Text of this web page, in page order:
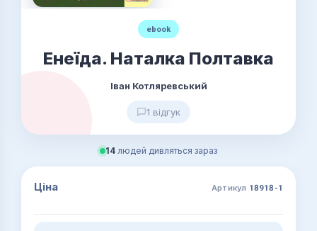
ebook
Енеїда. Наталка Полтавка
Іван Котляревський
1 відгук
14 людей дивляться зараз
Ціна Артикул 18918-1